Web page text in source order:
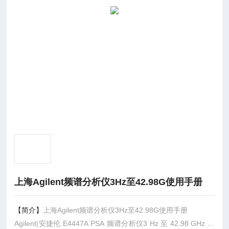
上海Agilent频谱分析仪3Hz至42.98G使用手册
【简介】
上海Agilent频谱分析仪3Hz至42.98G使用手册
Agilent|安捷伦 E4447A PSA 频谱分析仪3 Hz 至 42.98 GHz 技